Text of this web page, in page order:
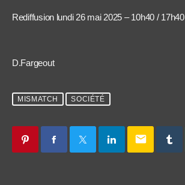
Rediffusion lundi 26 mai 2025 – 10h40 / 17h40
D.Fargeout
MISMATCH SOCIÉTÉ
email